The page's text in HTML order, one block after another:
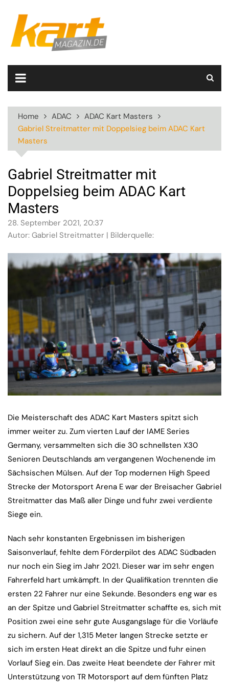
content
Home ADAC
ADAC Kart Masters
Gabriel Streitmatter mit Doppelsieg beim ADAC Kart
Masters
Gabriel Streitmatter mit
Doppelsieg beim ADAC Kart
Masters
28. September 2021, 20:37
Autor: Gabriel Streitmatter | Bilderquelle:
Die Meisterschaft des ADAC Kart Masters spitzt sich
immer weiter zu. Zum vierten Lauf der IAME Series
Germany, versammelten sich die 30 schnellsten X30
Senioren Deutschlands am vergangenen Wochenende im
Sächsischen Mülsen. Auf der Top modernen High Speed
Strecke der Motorsport Arena E war der Breisacher Gabriel
Streitmatter das Maß aller Dinge und fuhr zwei verdiente
Siege ein.
Nach sehr konstanten Ergebnissen im bisherigen
Saisonverlauf, fehlte dem Förderpilot des ADAC Südbaden
nur noch ein Sieg im Jahr 2021. Dieser war im sehr engen
Fahrerfeld hart umkämpft. In der Qualifikation trennten die
ersten 22 Fahrer nur eine Sekunde. Besonders eng war es
an der Spitze und Gabriel Streitmatter schaffte es, sich mit
Position zwei eine sehr gute Ausgangslage für die Vorläufe
zu sichern. Auf der 1,315 Meter langen Strecke setzte er
sich im ersten Heat direkt an die Spitze und fuhr einen
Vorlauf Sieg ein. Das zweite Heat beendete der Fahrer mit
Unterstützung von TR Motorsport auf dem fünften Platz